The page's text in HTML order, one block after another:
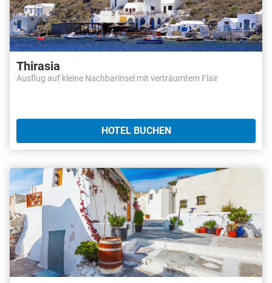
Thirasia
Ausflug auf kleine Nachbarinsel mit verträumtem Flair
HOTEL BUCHEN